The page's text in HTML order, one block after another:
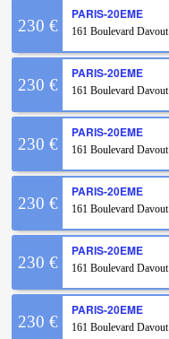
230 €
PARIS-20EME
161 Boulevard Davout
230 €
PARIS-20EME
161 Boulevard Davout
230 €
PARIS-20EME
161 Boulevard Davout
230 €
PARIS-20EME
161 Boulevard Davout
230 €
PARIS-20EME
161 Boulevard Davout
230 €
PARIS-20EME
161 Boulevard Davout